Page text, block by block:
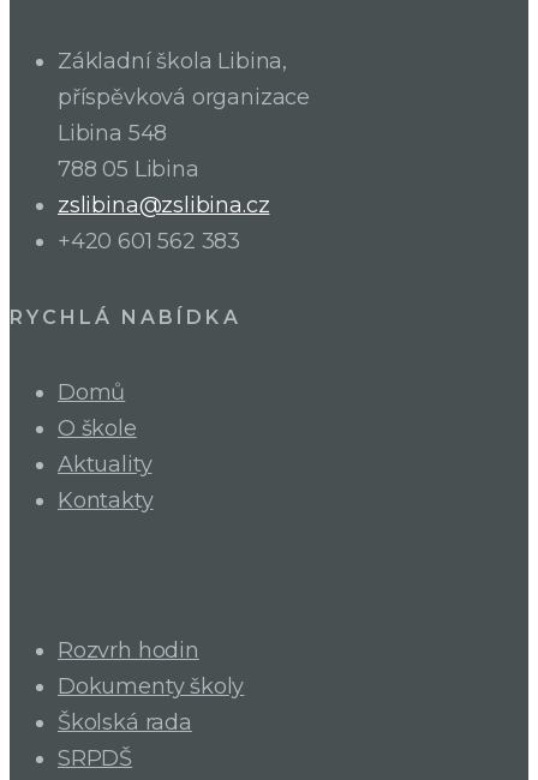
Základní škola Libina,
příspěvková organizace
Libina 548
788 05 Libina
zslibina@zslibina.cz
+420 601 562 383
RYCHLÁ NABÍDKA
Domů
O škole
Aktuality
Kontakty
Rozvrh hodin
Dokumenty školy
Školská rada
SRPDŠ